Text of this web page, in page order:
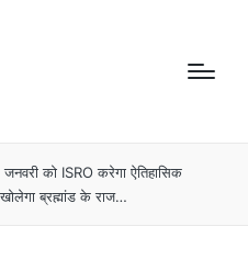
जनवरी को ISRO करेगा ऐतिहासिक
ब्रह्मांड के राज…